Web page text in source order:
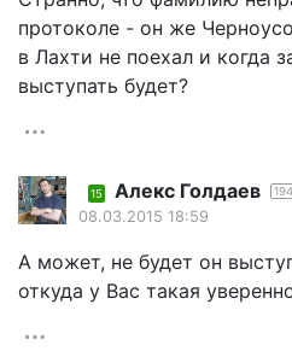
протоколе - он же
в Лахти не поехал и когда
выступать будет?
15 Алекс Голдаев
08.03.2015 18:59
А может, не будет он
откуда у Вас такая